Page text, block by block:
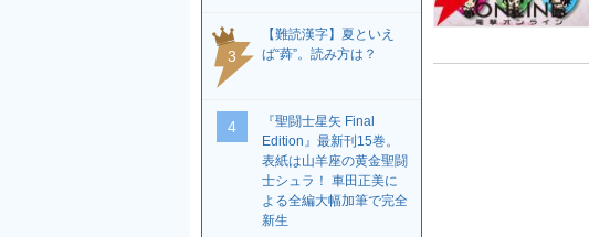
3
【難読漢字】夏といえ
ば“蕣”。読み方は？
4
『聖闘士星矢 Final
Edition』最新刊15巻。
表紙は山羊座の黄金聖闘
士シュラ！ 車田正美に
よる全編大幅加筆で完全
新生